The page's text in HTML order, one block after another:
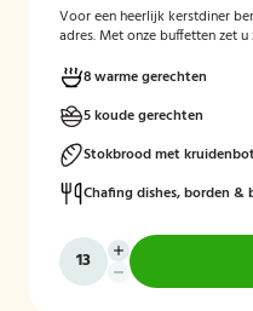
Voor een heerlijk kerstdiner
adres. Met onze buffetten zet
23 december gekoeld bij u bezorgen! *Alle buffetten
kerstdag (26 december),
bezorgen.
8 warme gerechten
5 koude gerechten
Stokbrood met
Chafing dishes, borden &